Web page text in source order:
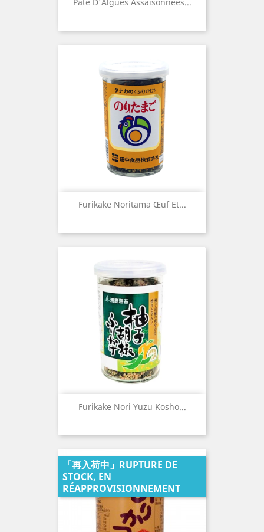
Furikake Noritama Œuf Et...
Furikake Nori Yuzu Kosho...
「再入荷中」RUPTURE DE
STOCK, EN
RÉAPPROVISIONNEMENT